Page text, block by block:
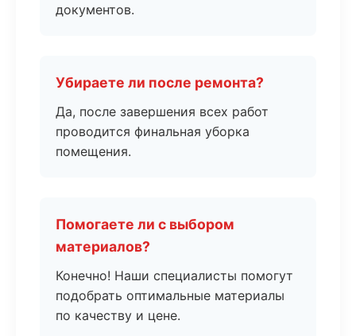
документов.
Убираете ли после ремонта?
Да, после завершения всех работ
проводится финальная уборка
помещения.
Помогаете ли с выбором
материалов?
Конечно! Наши специалисты помогут
подобрать оптимальные материалы
по качеству и цене.